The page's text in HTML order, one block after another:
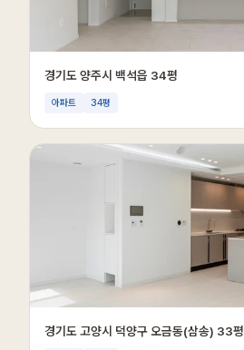
경기도 양주시 백석읍 34평
아파트 34평
경기도 고양시 덕양구 오금동(삼송) 33평